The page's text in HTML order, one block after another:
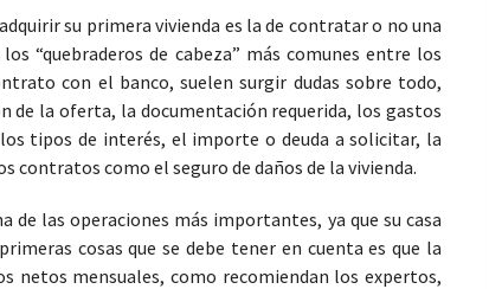
su primera vivienda es la de contratar o no una
“quebraderos de cabeza” más comunes entre los
con el banco, suelen surgir dudas sobre todo,
de la oferta, la documentación requerida, los gastos
tipos de interés, el importe o deuda a solicitar, la
contratos como el seguro de daños de la vivienda.
de las operaciones más importantes, ya que su casa
cosas que se debe tener en cuenta es que la
netos mensuales, como recomiendan los expertos,